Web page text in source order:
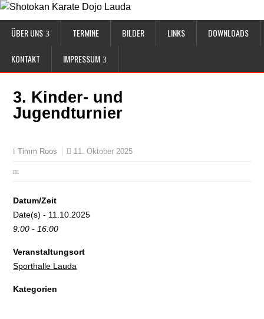
ÜBER UNS TERMINE BILDER LINKS DOWNLOADS
KONTAKT IMPRESSUM
3. Kinder- und
Jugendturnier
Timm Roos 11. Oktober 2025
Datum/Zeit
Date(s) - 11.10.2025
9:00 - 16:00
Veranstaltungsort
Sporthalle Lauda
Kategorien